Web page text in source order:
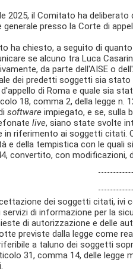
2025, il Comitato ha
presso la Corte di
ha chiesto, a seguito di
se alcuno tra Luca
da parte dell'AISE o
dei predetti soggetti sia
di Roma e quale sia
18, comma 2, della legge n.
software impiegato, e se, sulla
live, siano state svolte
in riferimento ai soggetti citati.
e della tempistica con le quali
convertito, con modificazioni,
dei soggetti citati, ivi
servizi di informazione per la
di autorizzazione e delle
previste dalla legge come
a taluno dei soggetti
31, comma 14, delle